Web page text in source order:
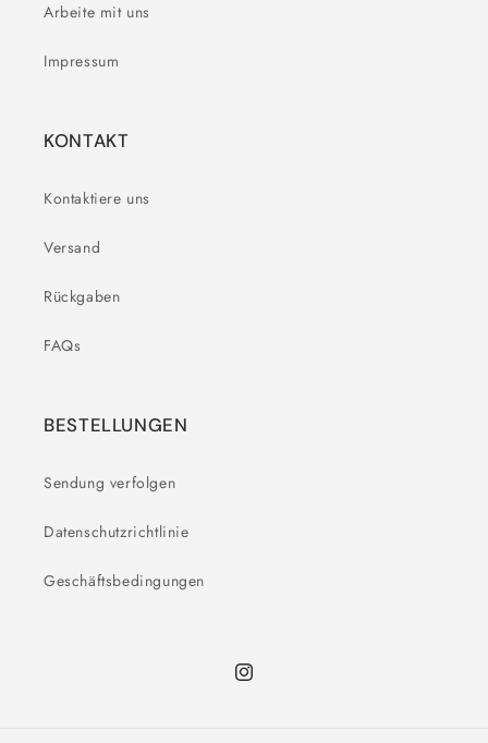
Arbeite mit uns
Impressum
KONTAKT
Kontaktiere uns
Versand
Rückgaben
FAQs
BESTELLUNGEN
Sendung verfolgen
Datenschutzrichtlinie
Geschäftsbedingungen
Instagram